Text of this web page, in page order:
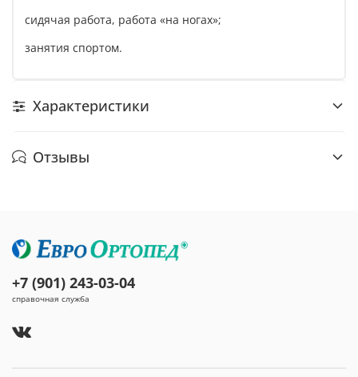
сидячая работа, работа «на ногах»;
занятия спортом.
Характеристики
Отзывы
+7 (901) 243-03-04
справочная служба